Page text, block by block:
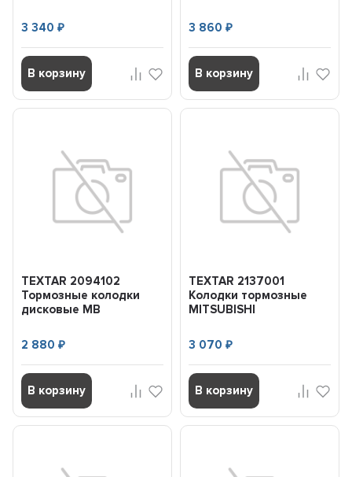
3 340₽
В корзину
3 860 ₽
В корзину
TEXTAR 2094102
Тормозные колодки
дисковые MB
2 880₽
В корзину
TEXTAR 2137001
Колодки тормозные
MITSUBISHI
перед.с датчиком
3 070 ₽
В корзину